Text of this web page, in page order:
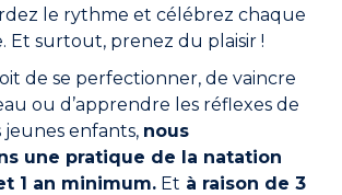
le rythme et célébrez chaque
Et surtout, prenez du plaisir !
de se perfectionner, de vaincre
ou d’apprendre les réflexes de
enfants, nous
une pratique de la natation
1 an minimum. Et à raison de 3